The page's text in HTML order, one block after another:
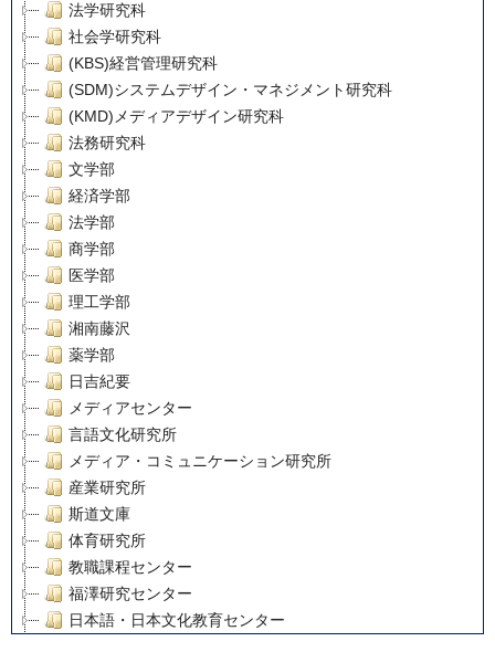
法学研究科
社会学研究科
(KBS)経営管理研究科
(SDM)システムデザイン・マネジメント研究科
(KMD)メディアデザイン研究科
法務研究科
文学部
経済学部
法学部
商学部
医学部
理工学部
湘南藤沢
薬学部
日吉紀要
メディアセンター
言語文化研究所
メディア・コミュニケーション研究所
産業研究所
斯道文庫
体育研究所
教職課程センター
福澤研究センター
日本語・日本文化教育センター